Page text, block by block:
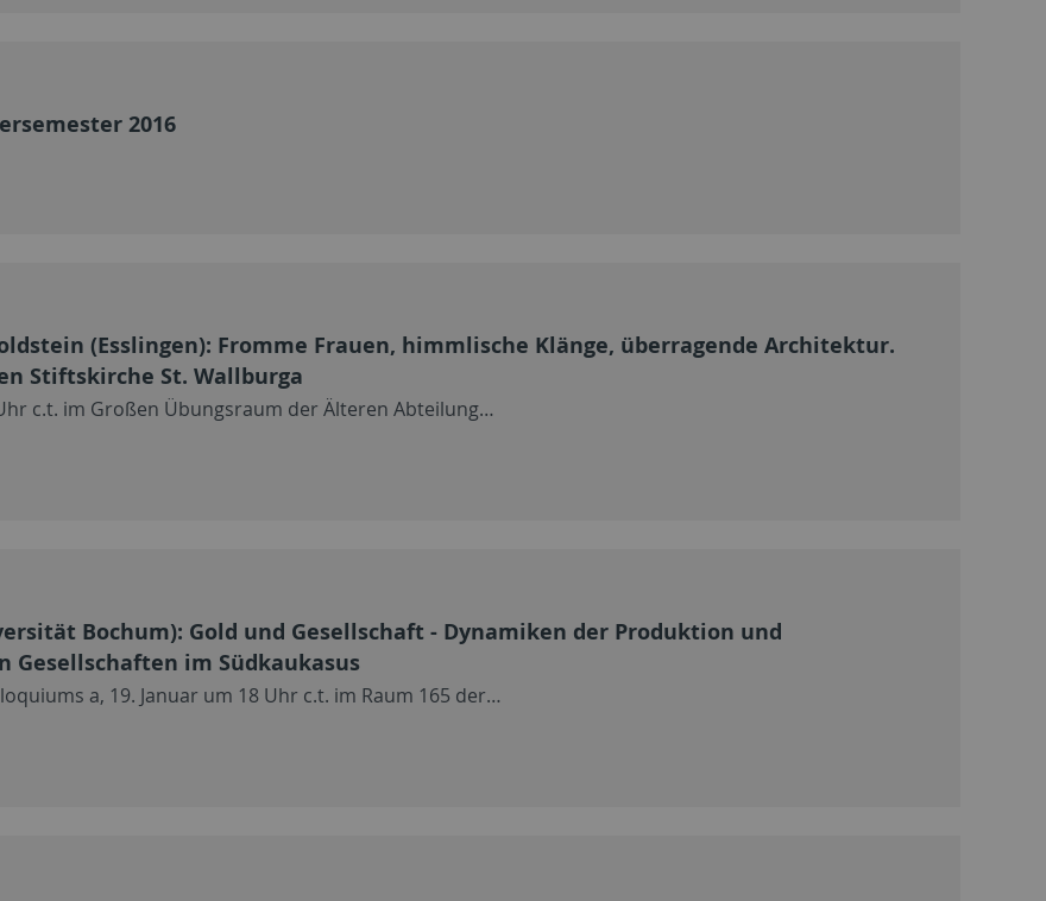
2016
(Esslingen): Fromme Frauen, himmlische Klänge, überragende Architektur.
Stiftskirche St. Wallburga
c.t. im Großen Übungsraum der Älteren Abteilung…
Bochum): Gold und Gesellschaft - Dynamiken der Produktion und
im Südkaukasus
a, 19. Januar um 18 Uhr c.t. im Raum 165 der…